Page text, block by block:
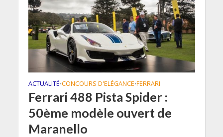
ACTUALITÉ•CONCOURS D'ELÉGANCE•FERRARI
Ferrari 488 Pista Spider :
50ème modèle ouvert de
Maranello